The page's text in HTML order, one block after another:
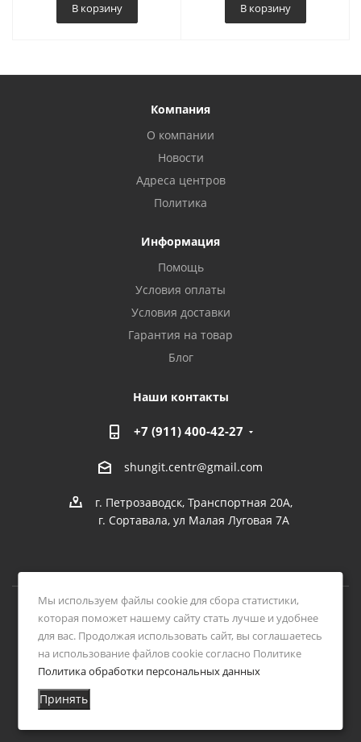
В корзину В корзину
Компания
О компании
Новости
Адреса центров
Политика
Информация
Помощь
Условия оплаты
Условия доставки
Гарантия на товар
Блог
Наши контакты
+7 (911) 400-42-27
shungit.centr@gmail.com
г. Петрозаводск, Транспортная 20А,
г. Сортавала, ул Малая Луговая 7А
2026 © Интернет-магазин ЦЕНТР ШУНГИТА
Мы используем файлы cookie для сбора статистики,
которая поможет нашему сайту стать лучше и удобнее
для вас. Продолжая использовать сайт, вы соглашаетесь
на использование файлов cookie согласно Политике
Политика обработки персональных данных
Принять